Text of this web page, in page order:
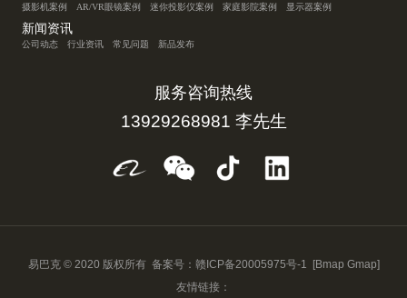
摄影机案例 AR/VR眼镜案例 迷你投影仪案例 家庭影院案例 显示器案例
新闻资讯
公司动态 行业资讯 常见问题 新品发布
服务咨询热线
13929268981 李先生
易巴克 © 2020 版权所有 备案号： 赣ICP备20005975号-1 [Bmap Gmap]
友情链接：